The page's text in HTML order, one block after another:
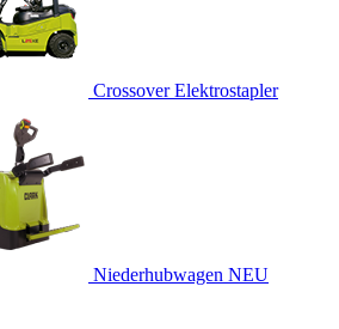
Crossover Elektrostapler
Niederhubwagen NEU